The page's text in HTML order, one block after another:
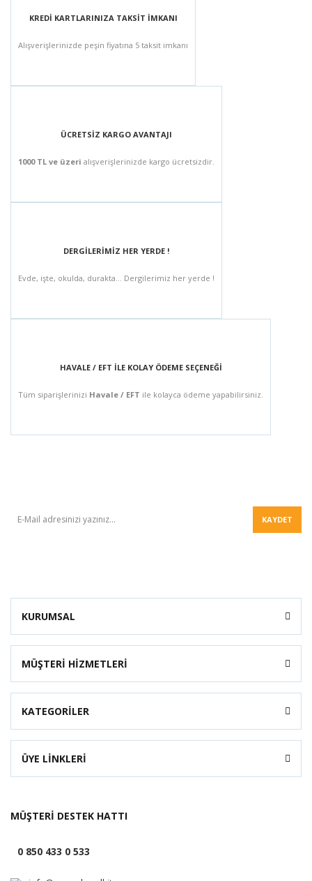
KREDİ KARTLARINIZA TAKSİT İMKANI
Alışverişlerinizde peşin fiyatına 5 taksit imkanı
ÜCRETSİZ KARGO AVANTAJI
1000 TL ve üzeri alışverişlerinizde kargo ücretsizdir.
DERGİLERİMİZ HER YERDE !
Evde, işte, okulda, durakta... Dergilerimiz her yerde !
HAVALE / EFT İLE KOLAY ÖDEME SEÇENEĞİ
Tüm siparişlerinizi Havale / EFT ile kolayca ödeme yapabilirsiniz.
KAYDET
KURUMSAL
MÜŞTERİ HİZMETLERİ
KATEGORİLER
ÜYE LİNKLERİ
MÜŞTERİ DESTEK HATTI
0 850 433 0 533